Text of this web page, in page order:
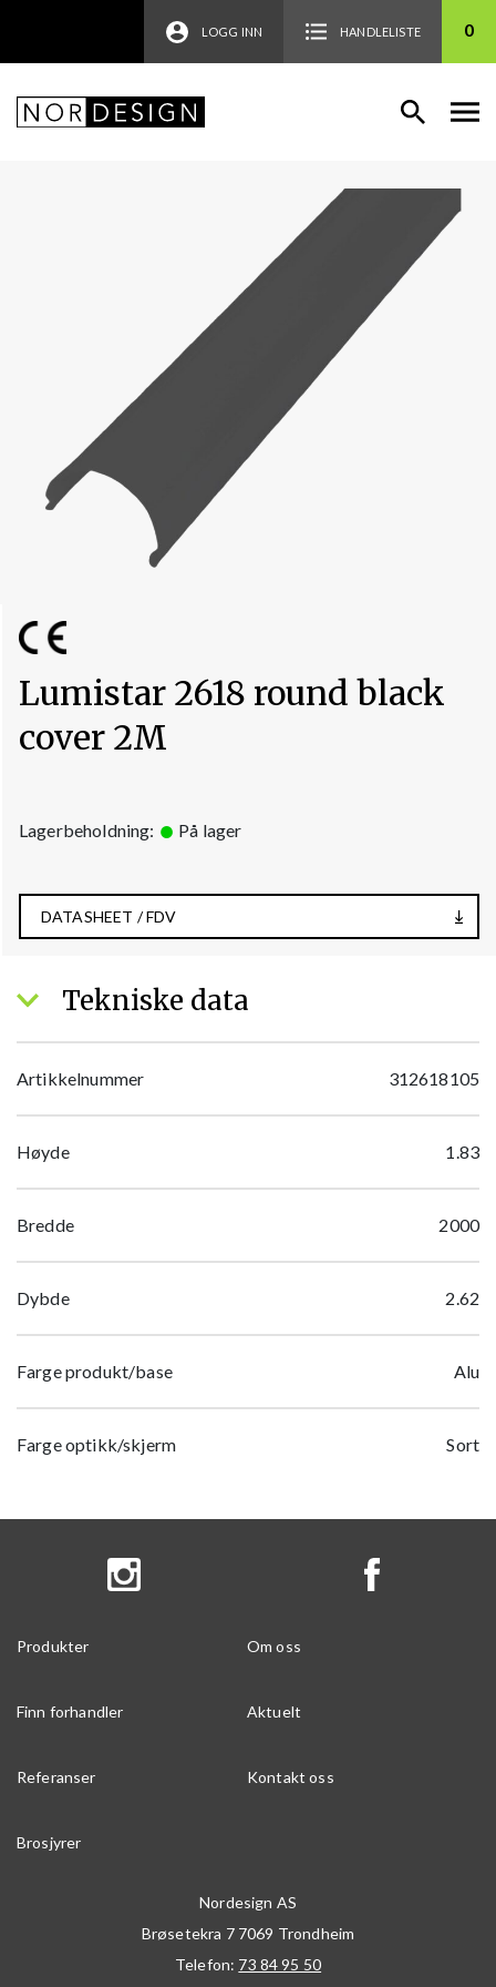
LOGG INN HANDLELISTE 0
Lumistar 2618 round black
cover 2M
Lagerbeholdning: På lager
DATASHEET / FDV
Tekniske data
Artikkelnummer 312618105
Høyde 1.83
Bredde 2000
Dybde 2.62
Farge produkt/base Alu
Farge optikk/skjerm Sort
Produkter Om oss
Finn forhandler Aktuelt
Referanser Kontakt oss
Brosjyrer
Nordesign AS
Brøsetekra 7 7069 Trondheim
Telefon: 73 84 95 50